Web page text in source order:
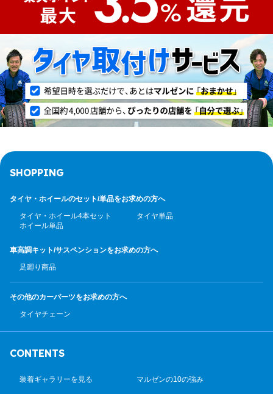
SHOPPING
タイヤ・ホイールのセット/単品をお求めの方へ
タイヤ・ホイール4本セット
タイヤ単品
ホイール単品
車高調キット/サスペンションをお求めの方へ
足廻り商品
その他のカーパーツをお求めの方へ
タイヤチェーン
CONTENTS
装着ギャラリーを見る マルゼンの10の強み